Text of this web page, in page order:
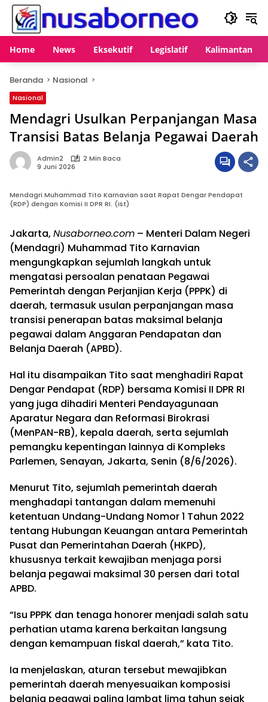
Langsung
konten
Home News Eksekutif Legislatif Kalimantan
Beranda Nasional
Nasional
Mendagri Usulkan Perpanjangan Masa
Transisi Batas Belanja Pegawai Daerah
Admin2
2 Min Baca
9 Juni 2026
Mendagri Muhammad Tito Karnavian saat Rapat Dengar Pendapat
(RDP) dengan Komisi II DPR RI. (ist)
Jakarta, Nusaborneo.com – Menteri Dalam Negeri
(Mendagri) Muhammad Tito Karnavian
mengungkapkan sejumlah langkah untuk
mengatasi persoalan penataan Pegawai
Pemerintah dengan Perjanjian Kerja (PPPK) di
daerah, termasuk usulan perpanjangan masa
transisi penerapan batas maksimal belanja
pegawai dalam Anggaran Pendapatan dan
Belanja Daerah (APBD).
Hal itu disampaikan Tito saat menghadiri Rapat
Dengar Pendapat (RDP) bersama Komisi II DPR RI
yang juga dihadiri Menteri Pendayagunaan
Aparatur Negara dan Reformasi Birokrasi
(MenPAN-RB), kepala daerah, serta sejumlah
pemangku kepentingan lainnya di Kompleks
Parlemen, Senayan, Jakarta, Senin (8/6/2026).
Menurut Tito, sejumlah pemerintah daerah
menghadapi tantangan dalam memenuhi
ketentuan Undang-Undang Nomor 1 Tahun 2022
tentang Hubungan Keuangan antara Pemerintah
Pusat dan Pemerintahan Daerah (HKPD),
khususnya terkait kewajiban menjaga porsi
belanja pegawai maksimal 30 persen dari total
APBD.
“Isu PPPK dan tenaga honorer menjadi salah satu
perhatian utama karena berkaitan langsung
dengan kemampuan fiskal daerah,” kata Tito.
Ia menjelaskan, aturan tersebut mewajibkan
pemerintah daerah menyesuaikan komposisi
belanja pegawai paling lambat lima tahun sejak